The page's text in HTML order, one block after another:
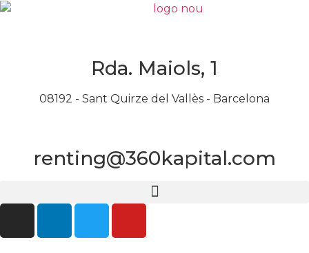
Rda. Maiols, 1
08192 - Sant Quirze del Vallès - Barcelona
renting@360kapital.com